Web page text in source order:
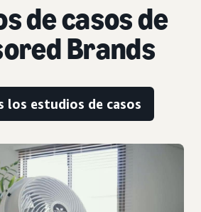
de casos de
Brands
los estudios de casos